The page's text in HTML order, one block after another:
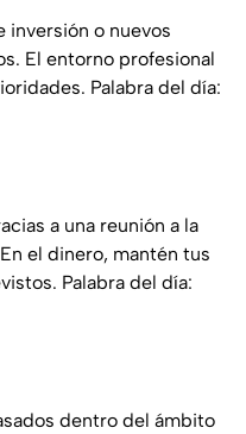
inversión o nuevos
El entorno profesional
Palabra del día:
a una reunión a la
el dinero, mantén tus
Palabra del día:
dentro del ámbito